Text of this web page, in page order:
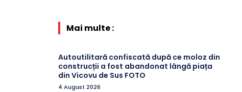
Mai multe :
Autoutilitară confiscată după ce moloz din
construcții a fost abandonat lângă piața
din Vicovu de Sus FOTO
4 August 2026